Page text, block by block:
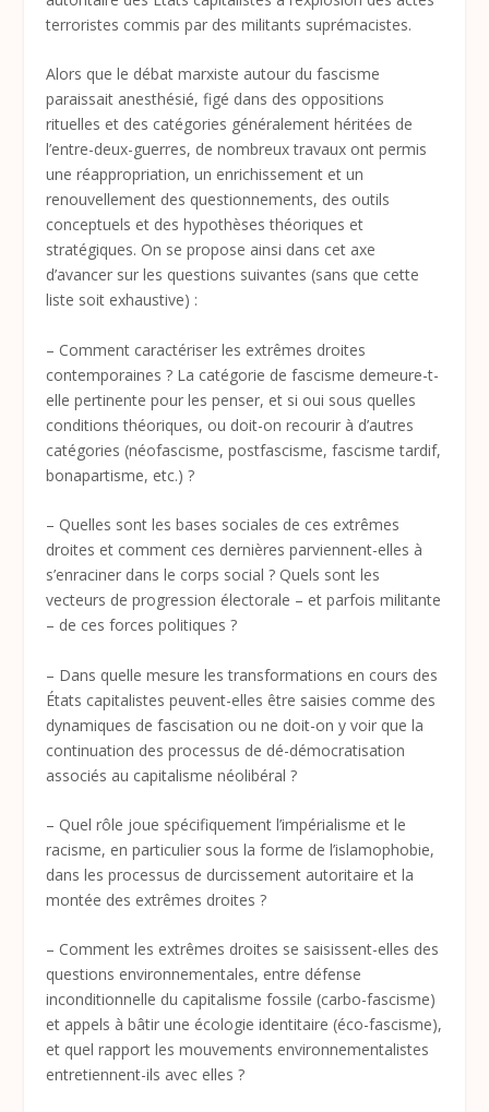
terroristes commis par des militants suprémacistes.
Alors que le débat marxiste autour du fascisme
paraissait anesthésié, figé dans des oppositions
rituelles et des catégories généralement héritées de
l’entre-deux-guerres, de nombreux travaux ont permis
une réappropriation, un enrichissement et un
renouvellement des questionnements, des outils
conceptuels et des hypothèses théoriques et
stratégiques. On se propose ainsi dans cet axe
d’avancer sur les questions suivantes (sans que cette
liste soit exhaustive) :
– Comment caractériser les extrêmes droites
contemporaines ? La catégorie de fascisme demeure-t-
elle pertinente pour les penser, et si oui sous quelles
conditions théoriques, ou doit-on recourir à d’autres
catégories (néofascisme, postfascisme, fascisme tardif,
bonapartisme, etc.) ?
– Quelles sont les bases sociales de ces extrêmes
droites et comment ces dernières parviennent-elles à
s’enraciner dans le corps social ? Quels sont les
vecteurs de progression électorale – et parfois militante
– de ces forces politiques ?
– Dans quelle mesure les transformations en cours des
États capitalistes peuvent-elles être saisies comme des
dynamiques de fascisation ou ne doit-on y voir que la
continuation des processus de dé-démocratisation
associés au capitalisme néolibéral ?
– Quel rôle joue spécifiquement l’impérialisme et le
racisme, en particulier sous la forme de l’islamophobie,
dans les processus de durcissement autoritaire et la
montée des extrêmes droites ?
– Comment les extrêmes droites se saisissent-elles des
questions environnementales, entre défense
inconditionnelle du capitalisme fossile (carbo-fascisme)
et appels à bâtir une écologie identitaire (éco-fascisme),
et quel rapport les mouvements environnementalistes
entretiennent-ils avec elles ?